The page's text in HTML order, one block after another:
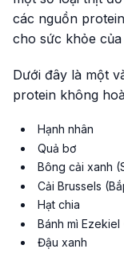
các nguồn
cho sức khỏe của
Dưới đây là một
protein không
Hạnh nhân
Quả bơ
Bông cải xanh
Cải Brussels
Hạt chia
Bánh mì Ezekiel
Đậu xanh